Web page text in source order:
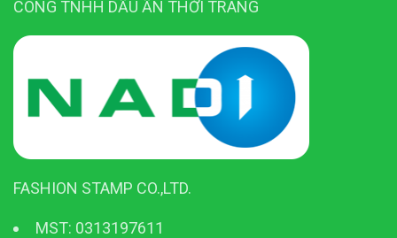
CÔNG TNHH DẤU ẤN THỜI TRANG
FASHION STAMP CO.,LTD.
MST: 0313197611